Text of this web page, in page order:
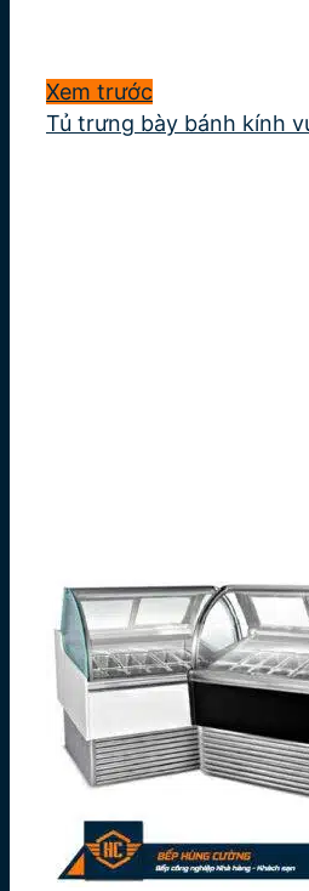
Xem trước
Tủ trưng bày bánh kính